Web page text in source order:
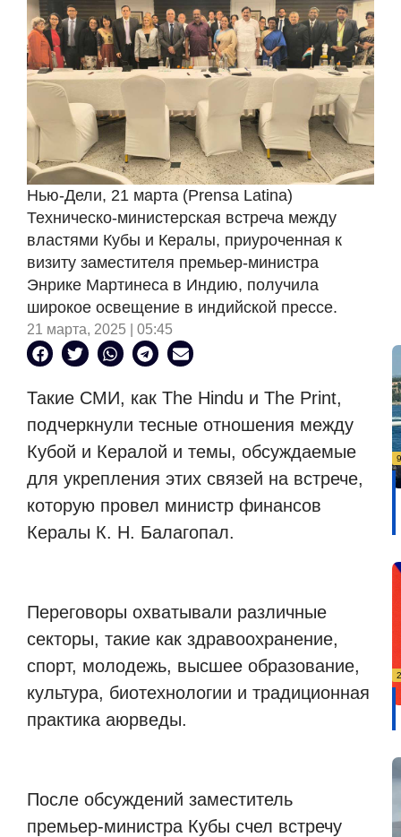
Нью-Дели, 21 марта (Prensa Latina)
Техническо-министерская встреча между
властями Кубы и Кералы, приуроченная к
визиту заместителя премьер-министра
Энрике Мартинеса в Индию, получила
широкое освещение в индийской прессе.
21 марта, 2025 | 05:45
Такие СМИ, как The Hindu и The Print,
подчеркнули тесные отношения между
Кубой и Кералой и темы, обсуждаемые
для укрепления этих связей на встрече,
которую провел министр финансов
Кералы К. Н. Балагопал.
Переговоры охватывали различные
секторы, такие как здравоохранение,
спорт, молодежь, высшее образование,
культура, биотехнологии и традиционная
практика аюрведы.
После обсуждений заместитель
премьер-министра Кубы счел встречу